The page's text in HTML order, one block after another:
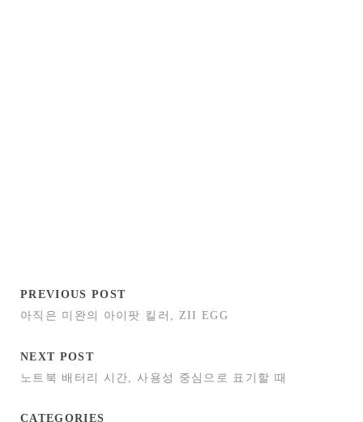
PREVIOUS POST
아직은 미완의 아이팟 킬러, ZII EGG
NEXT POST
노트북 배터리 시간, 사용성 중심으로 표기할 때
CATEGORIES